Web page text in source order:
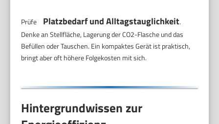
Prüfe Platzbedarf und Alltagstauglichkeit.
Denke an Stellfläche, Lagerung der CO2-Flasche und das
Befüllen oder Tauschen. Ein kompaktes Gerät ist praktisch,
bringt aber oft höhere Folgekosten mit sich.
Hintergrundwissen zur